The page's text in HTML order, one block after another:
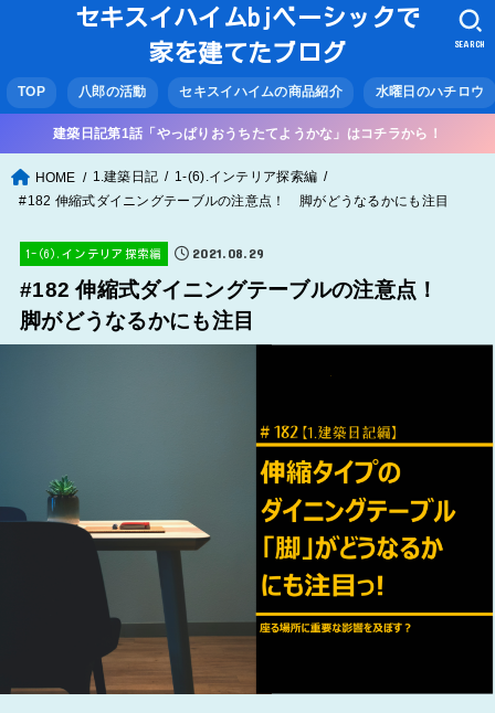
セキスイハイムbjベーシックで
家を建てたブログ
TOP 八郎の活動 セキスイハイムの商品紹介 水曜日のハチロウ
SEARCH
建築日記第1話「やっぱりおうちたてようかな」はコチラから！
HOME 1.建築日記
1-(6).インテリア探索編
#182 伸縮式ダイニングテーブルの注意点！ 脚がどうなるかにも注目
1-(6).インテリア探索編 2021.08.29
#182 伸縮式ダイニングテーブルの注意点！
脚がどうなるかにも注目